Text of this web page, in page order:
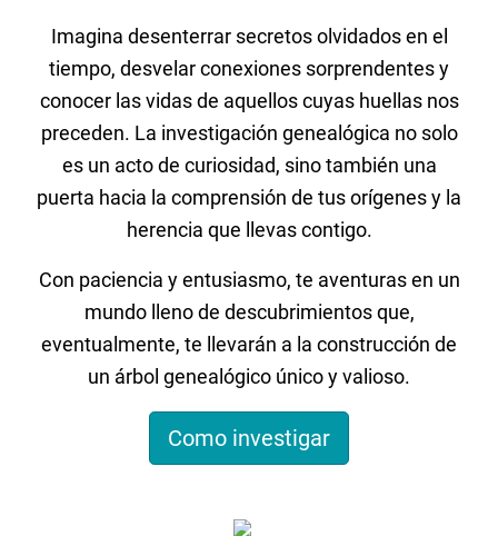
Imagina desenterrar secretos olvidados en el
tiempo, desvelar conexiones sorprendentes y
conocer las vidas de aquellos cuyas huellas nos
preceden. La investigación genealógica no solo
es un acto de curiosidad, sino también una
puerta hacia la comprensión de tus orígenes y la
herencia que llevas contigo.
Con paciencia y entusiasmo, te aventuras en un
mundo lleno de descubrimientos que,
eventualmente, te llevarán a la construcción de
un árbol genealógico único y valioso.
Como investigar